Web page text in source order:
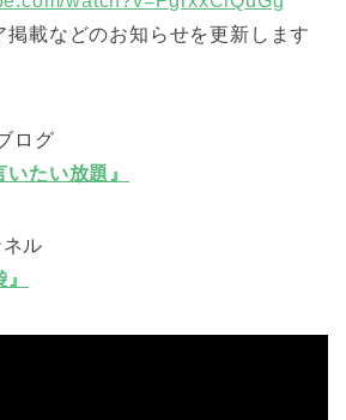
掲載などのお知らせを更新します
ログ
いたい放題』
ル